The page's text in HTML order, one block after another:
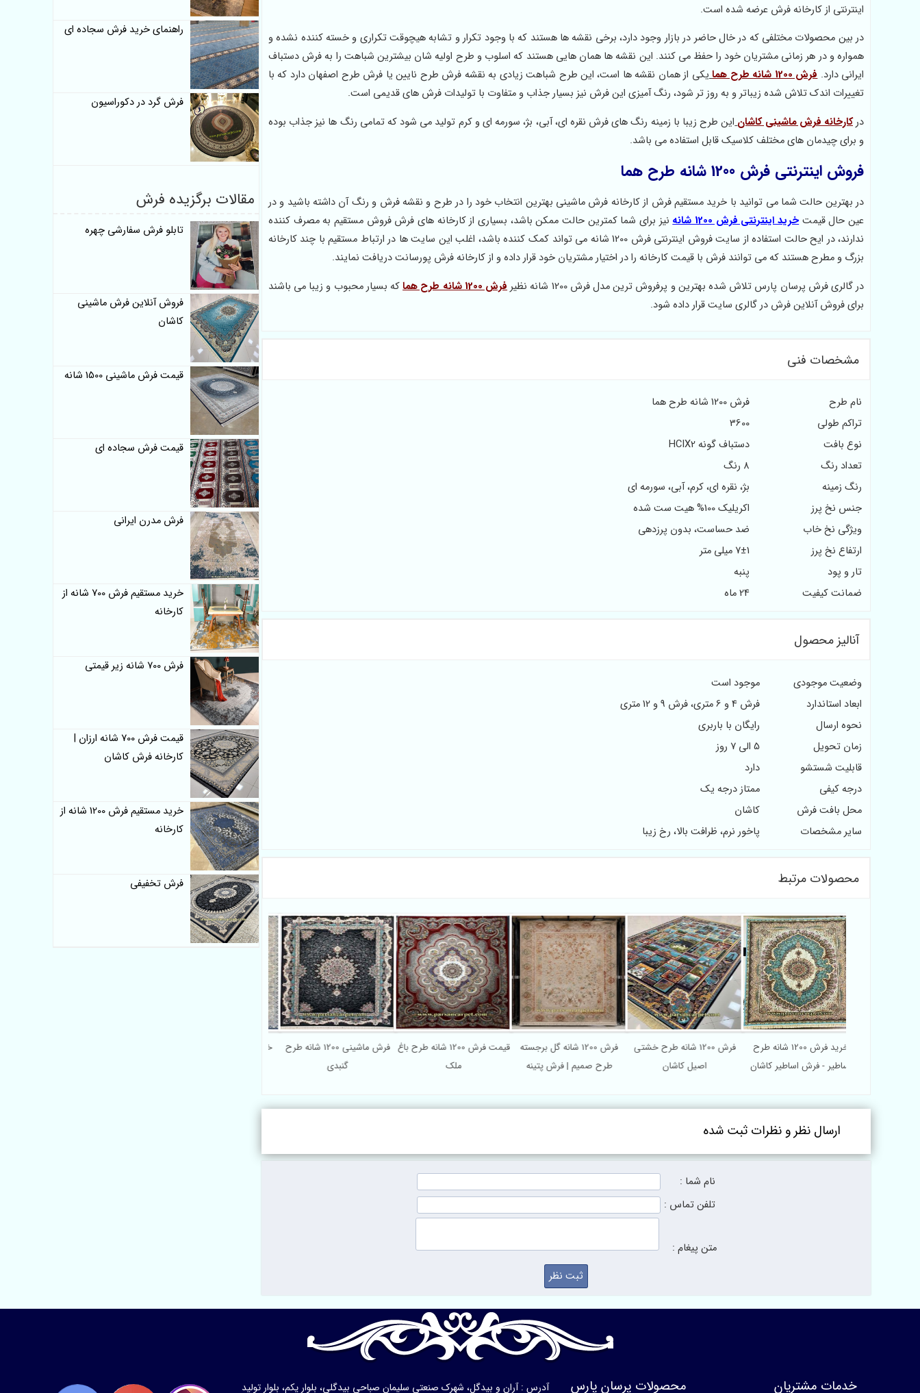
اینترنتی از کارخانه فرش عرضه شده است.
در بین محصولات مختلفی که در خال حاضر در بازار وجود دارد، برخی نقشه ها هستند که با وجود تکرار و تشابه هیچوقت تکراری و خسته کننده نشده و
همواره و در هر زمانی مشتریان خود را حفظ می کنند. این نقشه ها همان هایی هستند که اسلوب و طرح اولیه شان بیشترین شباهت را به فرش دستباف
ایرانی دارد.فرش 1200 شانه طرح هما
یکی از همان نقشه ها است، این طرح شباهت زیادی به نقشه فرش طرح نایین یا فرش طرح اصفهان دارد که با
تغییرات اندک تلاش شده زیباتر و به روز تر شود، رنگ آمیزی این فرش نیز بسیار جذاب و متفاوت با تولیدات فرش های قدیمی است.
درکارخانه فرش ماشینی کاشاناین طرح زیبا با زمینه رنگ های فرش نقره ای، آبی، بژ، سورمه ای و کرم تولید می شود که تمامی رنگ ها نیز جذاب بوده
و برای چیدمان های مختلف کلاسیک قابل استفاده می باشد.
فروش اینترنتی فرش 1200 شانه طرح هما
در بهترین حالت شما می توانید با خرید مستقیم فرش از کارخانه فرش ماشینی بهترین انتخاب خود را در طرح و نقشه فرش و رنگ آن داشته باشید و در
عین حال قیمتخرید اینترنتی فرش 1200 شانه
نیز برای شما کمترین حالت ممکن باشد، بسیاری از کارخانه های فرش فروش مستقیم به مصرف کننده
ندارند، در ایح حالت استفاده از سایت فروش اینترنتی فرش 1200 شانه می تواند کمک کننده باشد، اغلب این سایت ها در ارتباط مستقیم با چند کارخانه
بزرگ و مطرح هستند که می توانند فرش با قیمت کارخانه را در اختیار مشتریان خود قرار داده و از کارخانه فرش پورسانت دریافت نمایند.
در گالری فرش پرسان پارس تلاش شده بهترین و پرفروش ترین مدل فرش 1200 شانه نظیر
فرش 1200 شانه طرح هما
که بسیار محبوب و زیبا می باشند
برای فروش آنلاین فرش در گالری سایت قرار داده شود.
مشخصات فنی
نام طرح
فرش 1200 شانه طرح هما
تراکم طولی
3600
نوع بافت
دستباف گونه HCIX2
تعداد رنگ
8 رنگ
رنگ زمینه
بژ، نقره ای، کرم، آبی، سورمه ای
جنس نخ پرز
اکریلیک 100% هیت ست شده
ویژگی نخ خاب
ضد حساست، بدون پرزدهی
ارتفاع نخ پرز
7±1 میلی متر
تار و پود
پنبه
ضمانت کیفیت
24 ماه
آنالیز محصول
وضعیت موجودی
موجود است
ابعاد استاندارد
فرش 4 و 6 متری، فرش 9 و 12 متری
نحوه ارسال
رایگان با باربری
زمان تحویل
5 الی 7 روز
قابلیت شستشو
دارد
درجه کیفی
ممتاز درجه یک
محل بافت فرش
کاشان
سایر مشخصات
پاخور نرم، ظرافت بالا، رخ زیبا
محصولات مرتبط
فرش ماشینی 1200 شانه طرح
گنبدی
قیمت فرش 1200 شانه طرح باغ
ملک
فرش 1200 شانه گل برجسته
طرح صمیم | فرش پتینه
فرش 1200 شانه طرح خشتی
اصیل کاشان
خرید فرش 1200 شانه طرح
اساطیر - فرش اساطیر کاشان
ارسال نظر و نظرات ثبت شده
نام شما :
تلفن تماس :
متن پیغام :
راهنمای خرید فرش سجاده ای
فرش گرد در دکوراسیون
مقالات برگزیده فرش
تابلو فرش سفارشی چهره
فروش آنلاین فرش ماشینی
کاشان
قیمت فرش ماشینی 1500 شانه
قیمت فرش سجاده ای
فرش مدرن ایرانی
خرید مستقیم فرش 700 شانه از
کارخانه
فرش 700 شانه زیر قیمتی
قیمت فرش 700 شانه ارزان |
کارخانه فرش کاشان
خرید مستقیم فرش 1200 شانه از
کارخانه
فرش تخفیفی
خدمات مشتریان محصولات پرسان پارس آدرس : آران و بیدگل، شهرک صنعتی سلیمان صباحی بیدگلی، بلوار یکم، بلوار تولید